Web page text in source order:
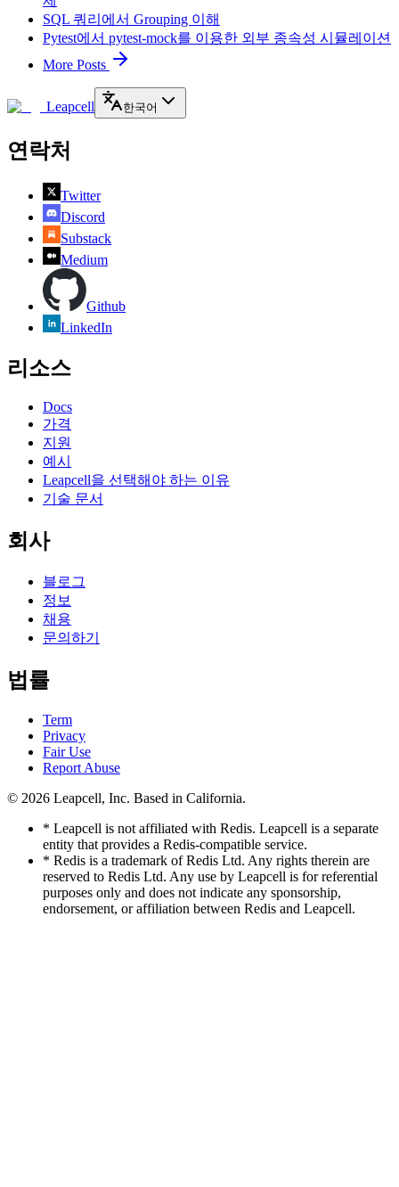
SQL 쿼리에서 Grouping 이해
Pytest에서 pytest-mock를 이용한 외부 종속성 시뮬레이션
More Posts
Leapcell 한국어
연락처
Twitter
Discord
Substack
Medium
Github
LinkedIn
리소스
Docs
가격
지원
예시
Leapcell을 선택해야 하는 이유
기술 문서
회사
블로그
정보
채용
문의하기
법률
Term
Privacy
Fair Use
Report Abuse
© 2026 Leapcell, Inc. Based in California.
* Leapcell is not affiliated with Redis. Leapcell is a separate
entity that provides a Redis-compatible service.
* Redis is a trademark of Redis Ltd. Any rights therein are
reserved to Redis Ltd. Any use by Leapcell is for referential
purposes only and does not indicate any sponsorship,
endorsement, or affiliation between Redis and Leapcell.